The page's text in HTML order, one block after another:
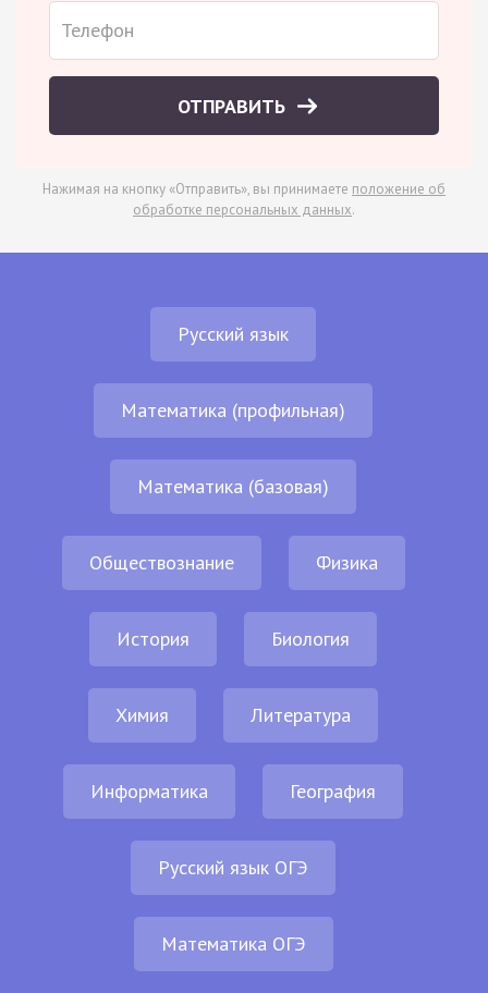
ОТПРАВИТЬ
Нажимая на кнопку «Отправить», вы принимаете положение об
обработке персональных данных.
Русский язык
Математика (профильная)
Математика (базовая)
Обществознание Физика
История Биология
Химия Литература
Информатика География
Русский язык ОГЭ
Математика ОГЭ